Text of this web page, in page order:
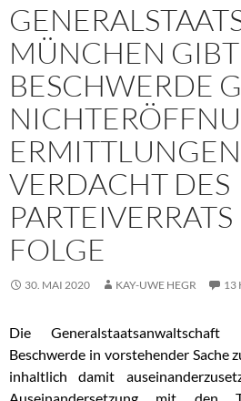
MÜNCHEN GIBT
BESCHWERDE
VERDACHT DES
FOLGE
30. MAI 2020 KAY-UWE HEGR 13
Die
Beschwerde in vorstehender Sache
inhaltlich damit